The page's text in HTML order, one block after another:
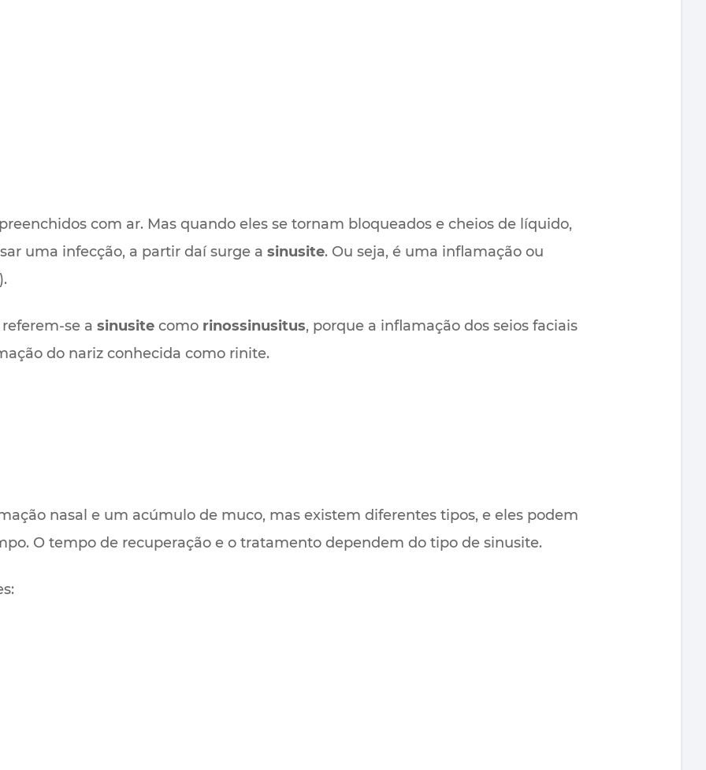
com ar. Mas quando eles se tornam bloqueados e cheios de líquido,
uma infecção, a partir daí surge a sinusite. Ou seja, é uma inflamação ou
se a sinusite como rinossinusitus, porque a inflamação dos seios faciais
do nariz conhecida como rinite.
nasal e um acúmulo de muco, mas existem diferentes tipos, e eles podem
O tempo de recuperação e o tratamento dependem do tipo de sinusite.